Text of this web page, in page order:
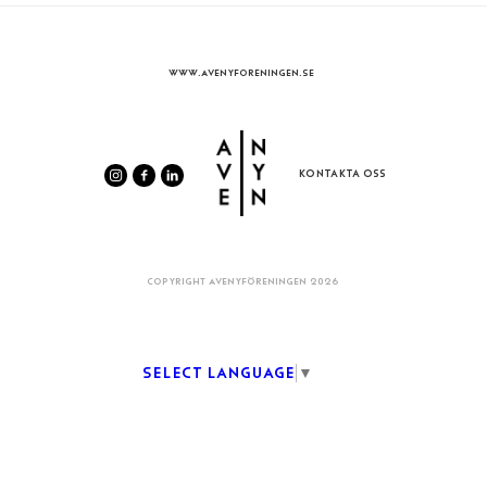
WWW.AVENYFORENINGEN.SE
KONTAKTA OSS
COPYRIGHT AVENYFÖRENINGEN 2026
Select Language ▼